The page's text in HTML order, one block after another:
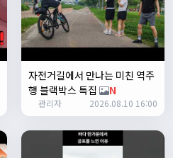
자전거길에서 만나는 미친 역주
행 블랙박스 특집
N
관리자 2026.08.10 16:00